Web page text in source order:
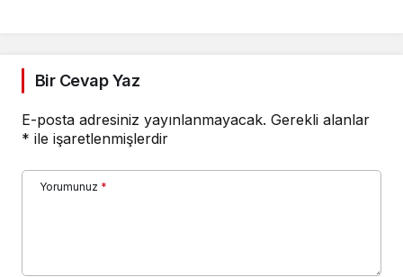
Bir Cevap Yaz
E-posta adresiniz yayınlanmayacak. Gerekli alanlar
* ile işaretlenmişlerdir
Yorumunuz *